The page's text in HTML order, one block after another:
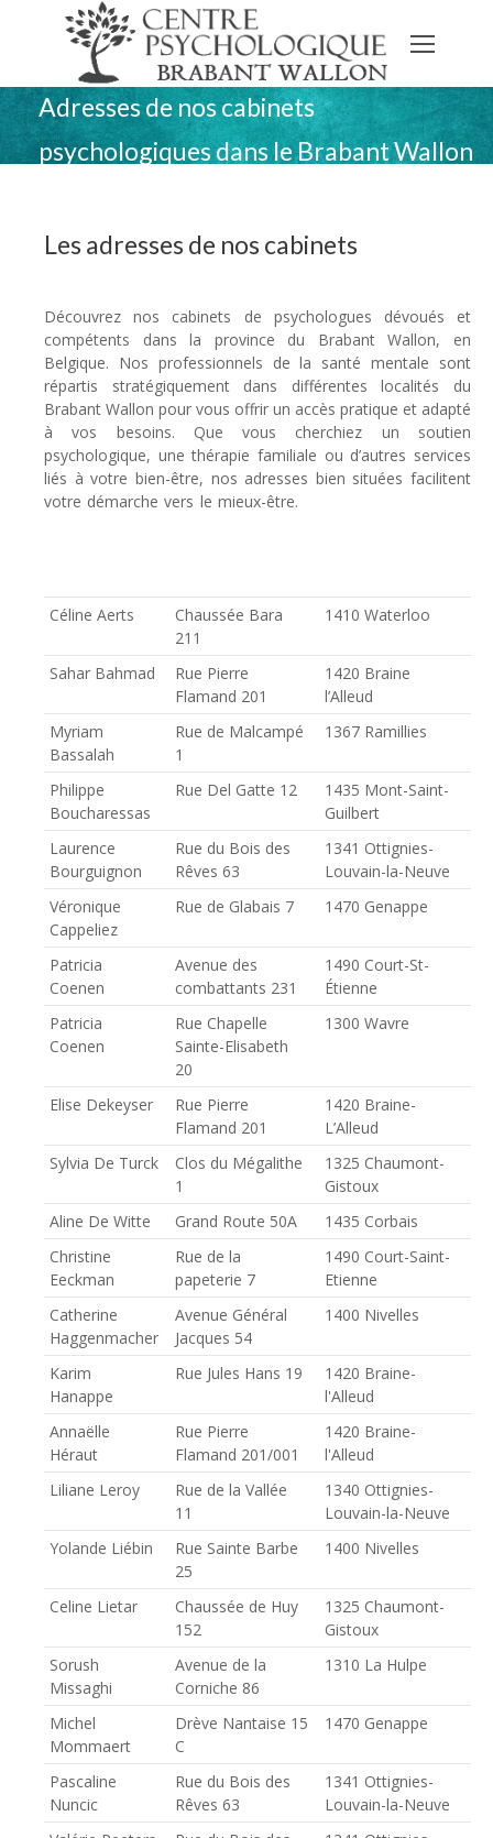
Adresses de nos cabinets
psychologiques dans le Brabant Wallon
Les adresses de nos cabinets
Découvrez nos cabinets de psychologues dévoués et
compétents dans la province du Brabant Wallon, en
Belgique. Nos professionnels de la santé mentale sont
répartis stratégiquement dans différentes localités du
Brabant Wallon pour vous offrir un accès pratique et adapté
à vos besoins. Que vous cherchiez un soutien
psychologique, une thérapie familiale ou d’autres services
liés à votre bien-être, nos adresses bien situées facilitent
votre démarche vers le mieux-être.
Céline Aerts
Chaussée Bara
211
1410 Waterloo
Sahar Bahmad
Rue Pierre
Flamand 201
1420 Braine
l’Alleud
Myriam
Bassalah
Rue de Malcampé
1
1367 Ramillies
Philippe
Boucharessas
Rue Del Gatte 12
1435 Mont-Saint-
Guilbert
Laurence
Bourguignon
Rue du Bois des
Rêves 63
1341 Ottignies-
Louvain-la-Neuve
Véronique
Cappeliez
Rue de Glabais 7 1470 Genappe
Patricia
Coenen
Avenue des
combattants 231
1490 Court-St-
Étienne
Patricia
Coenen
Rue Chapelle
Sainte-Elisabeth
20
1300 Wavre
Elise Dekeyser
Rue Pierre
Flamand 201
1420 Braine-
L’Alleud
Sylvia De Turck
Clos du Mégalithe
1
1325 Chaumont-
Gistoux
Aline De Witte
Grand Route 50A
1435 Corbais
Christine
Eeckman
Rue de la
papeterie 7
1490 Court-Saint-
Etienne
Catherine
Haggenmacher
Avenue Général
Jacques 54
1400 Nivelles
Karim
Hanappe
Rue Jules Hans 19
1420 Braine-
l'Alleud
Annaëlle
Héraut
Rue Pierre
Flamand 201/001
1420 Braine-
l'Alleud
Liliane Leroy
Rue de la Vallée
11
1340 Ottignies-
Louvain-la-Neuve
Yolande Liébin
Rue Sainte Barbe
25
1400 Nivelles
Celine Lietar
Chaussée de Huy
152
1325 Chaumont-
Gistoux
Sorush
Missaghi
Avenue de la
Corniche 86
1310 La Hulpe
Michel
Mommaert
Drève Nantaise 15
C
1470 Genappe
Pascaline
Nuncic
Rue du Bois des
Rêves 63
1341 Ottignies-
Louvain-la-Neuve